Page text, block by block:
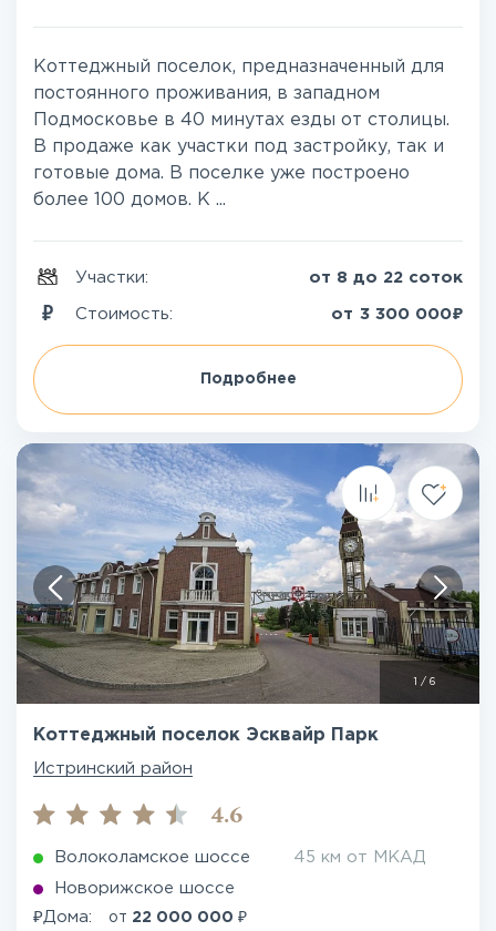
Коттеджный поселок, предназначенный для
постоянного проживания, в западном
Подмосковье в 40 минутах езды от столицы.
В продаже как участки под застройку, так и
готовые дома. В поселке уже построено
более 100 домов. К ...
Участки: от 8 до 22 соток
Стоимость: от 3 300 000₽
Подробнее
/ 6
Коттеджный поселок Эсквайр Парк
Истринский район
4.6
Волоколамское шоссе 45 км от МКАД
Новорижское шоссе
₽Дома: от 22 000 000 ₽